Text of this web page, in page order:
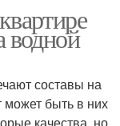
водной
составы на
быть в них
качества, но